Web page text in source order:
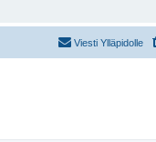
Viesti Ylläpidolle